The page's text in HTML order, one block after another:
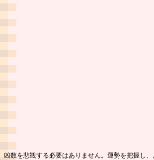
凶数を悲観する必要はありません。運勢を把握し